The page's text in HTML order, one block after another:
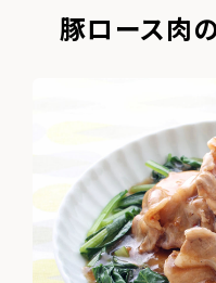
豚ロース肉